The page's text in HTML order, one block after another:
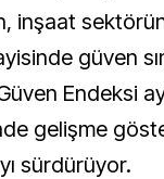
inşaat
güven
Endeksi
gelişme
sürdürüyor.